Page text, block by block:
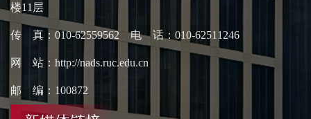
楼11层
传 真：010-62559562 电 话：010-62511246
网 站：http://nads.ruc.edu.cn
邮 编：100872